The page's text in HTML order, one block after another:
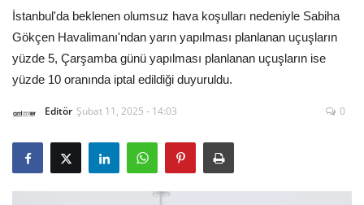
Aktüel Magazin
Hakkımızda
İletişim
Asayiş
İstanbul'da beklenen olumsuz hava koşulları nedeniyle Sabiha
Gökçen Havalimanı'ndan yarın yapılması planlanan uçuşların
yüzde 5, Çarşamba günü yapılması planlanan uçuşların ise
yüzde 10 oranında iptal edildiği duyuruldu.
Editör Şubat 11, 2025 - 14:03 0